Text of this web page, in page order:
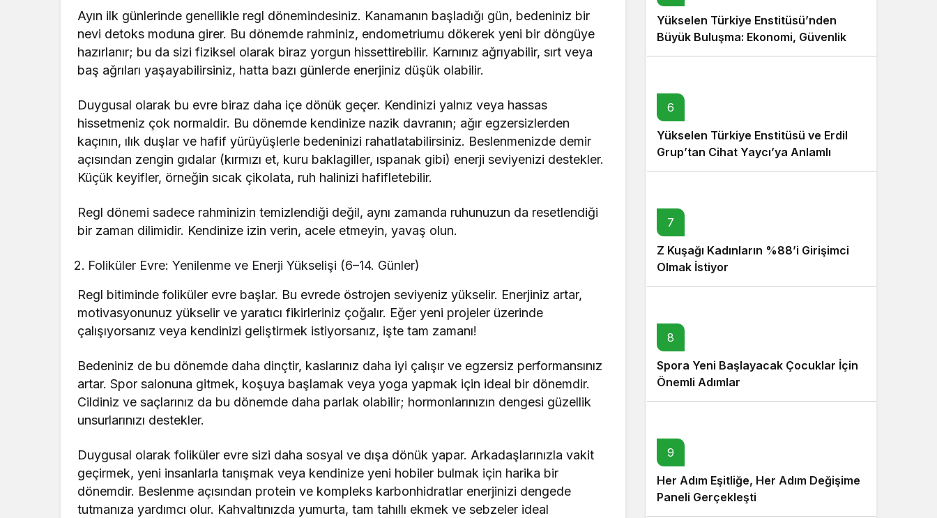
Ayın ilk günlerinde genellikle regl dönemindesiniz. Kanamanın başladığı gün, bedeniniz bir
nevi detoks moduna girer. Bu dönemde rahminiz, endometriumu dökerek yeni bir döngüye
hazırlanır; bu da sizi fiziksel olarak biraz yorgun hissettirebilir. Karnınız ağrıyabilir, sırt veya
baş ağrıları yaşayabilirsiniz, hatta bazı günlerde enerjiniz düşük olabilir.
Duygusal olarak bu evre biraz daha içe dönük geçer. Kendinizi yalnız veya hassas
hissetmeniz çok normaldir. Bu dönemde kendinize nazik davranın; ağır egzersizlerden
kaçının, ılık duşlar ve hafif yürüyüşlerle bedeninizi rahatlatabilirsiniz. Beslenmenizde demir
açısından zengin gıdalar (kırmızı et, kuru baklagiller, ıspanak gibi) enerji seviyenizi destekler.
Küçük keyifler, örneğin sıcak çikolata, ruh halinizi hafifletebilir.
Regl dönemi sadece rahminizin temizlendiği değil, aynı zamanda ruhunuzun da resetlendiği
bir zaman dilimidir. Kendinize izin verin, acele etmeyin, yavaş olun.
Foliküler Evre: Yenilenme ve Enerji Yükselişi (6–14. Günler)
Regl bitiminde foliküler evre başlar. Bu evrede östrojen seviyeniz yükselir. Enerjiniz artar,
motivasyonunuz yükselir ve yaratıcı fikirleriniz çoğalır. Eğer yeni projeler üzerinde
çalışıyorsanız veya kendinizi geliştirmek istiyorsanız, işte tam zamanı!
Bedeniniz de bu dönemde daha dinçtir, kaslarınız daha iyi çalışır ve egzersiz performansınız
artar. Spor salonuna gitmek, koşuya başlamak veya yoga yapmak için ideal bir dönemdir.
Cildiniz ve saçlarınız da bu dönemde daha parlak olabilir; hormonlarınızın dengesi güzellik
unsurlarınızı destekler.
Duygusal olarak foliküler evre sizi daha sosyal ve dışa dönük yapar. Arkadaşlarınızla vakit
geçirmek, yeni insanlarla tanışmak veya kendinize yeni hobiler bulmak için harika bir
dönemdir. Beslenme açısından protein ve kompleks karbonhidratlar enerjinizi dengede
tutmanıza yardımcı olur. Kahvaltınızda yumurta, tam tahıllı ekmek ve sebzeler ideal
Yükselen Türkiye Enstitüsü’nden
Büyük Buluşma: Ekonomi, Güvenlik
Politikaları ve Hukuk Konferansı
6
Yükselen Türkiye Enstitüsü ve Erdil
Grup’tan Cihat Yaycı’ya Anlamlı
Ziyaret
7
Z Kuşağı Kadınların %88’i Girişimci
Olmak İstiyor
8
Spora Yeni Başlayacak Çocuklar İçin
Önemli Adımlar
9
Her Adım Eşitliğe, Her Adım Değişime
Paneli Gerçekleşti